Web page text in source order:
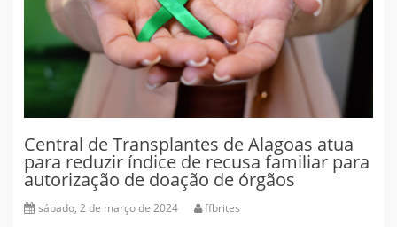
Central de Transplantes de Alagoas atua
para reduzir índice de recusa familiar para
autorização de doação de órgãos
sábado, 2 de março de 2024 ffbrites